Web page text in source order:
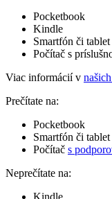
Pocketbook
Kindle
Smartfón či
Počítač s
Viac informácií v
Prečítate na:
Pocketbook
Smartfón či tablet
Počítač s
Neprečítate na: